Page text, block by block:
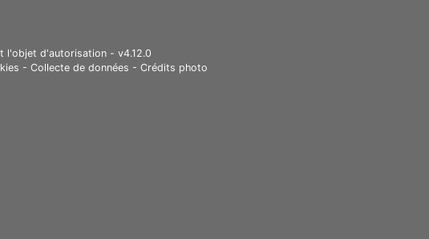
l'objet d'autorisation - v4.12.0
- Collecte de données - Crédits photo